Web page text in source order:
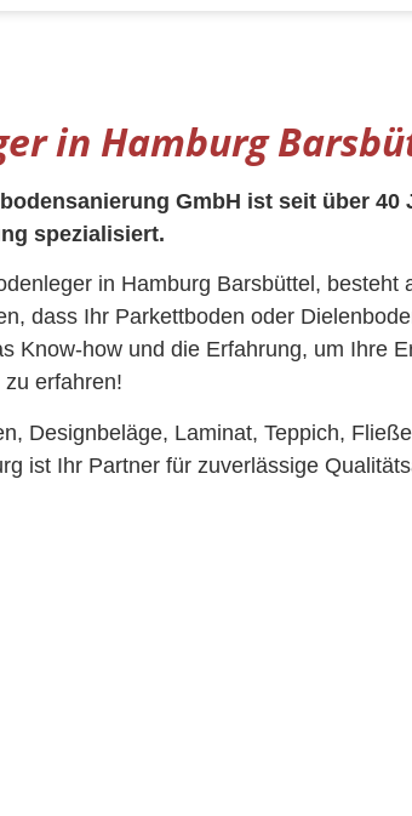
in Hamburg
GmbH ist seit über
spezialisiert.
in Hamburg Barsbüttel,
dass Ihr Parkettboden oder
Know-how und die Erfahrung, um Ihre
erfahren!
Designbeläge, Laminat, Teppich,
ist Ihr Partner für zuverlässige